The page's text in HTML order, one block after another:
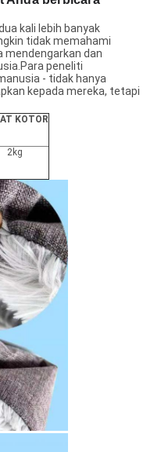
kali lebih banyak
tidak memahami
mendengarkan dan
peneliti
- tidak hanya
kepada mereka, tetapi
KOTOR
2kg